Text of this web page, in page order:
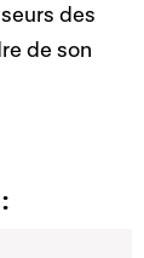
des
de son